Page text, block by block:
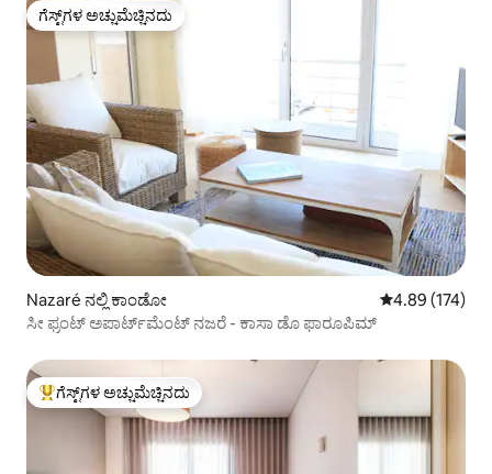
ಗೆಸ್ಟ್‌ಗಳ ಅಚ್ಚುಮೆಚ್ಚಿನದು
ಗೆಸ್ಟ್‌ಗಳ ಅಚ್ಚುಮೆಚ್ಚಿನದು
Nazaré ನಲ್ಲಿ ಕಾಂಡೋ 5 ರಲ್ಲಿ 4.89
4.89 (174)
ಸೀ ಫ್ರಂಟ್ ಅಪಾರ್ಟ್‌ಮೆಂಟ್ ನಜರೆ - ಕಾಸಾ ಡೊ ಫಾರೂಪಿಮ್
ಗೆಸ್ಟ್‌ಗಳಿಗೆ ಅತಿ ಹೆಚ್ಚು ಅಚ್ಚುಮೆಚ್ಚಿನದು
ಗೆಸ್ಟ್‌ಗಳ ಅಚ್ಚುಮೆಚ್ಚಿನದು